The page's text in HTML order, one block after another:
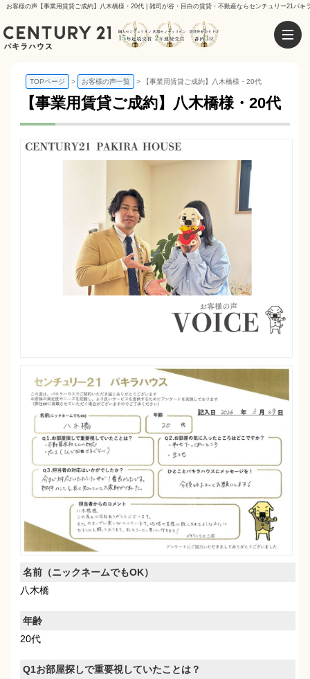
お客様の声【事業用賃貸ご成約】八木橋様・20代 | 雑司が谷・目白の賃貸・不動産ならセンチュリー21パキ
TOPページ お客様の声一覧 【事業用賃貸ご成約】八木橋様・20代
【事業用賃貸ご成約】八木橋様・20代
名前（ニックネームでもOK）
八木橋
年齢
20代
Q1お部屋探しで重要視していたことは？